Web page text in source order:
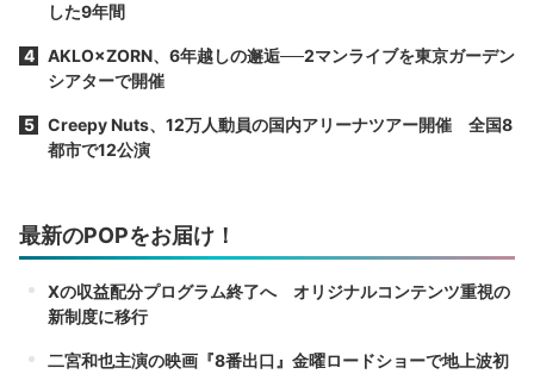
した9年間
AKLO×ZORN、6年越しの邂逅──2マンライブを東京ガーデン
シアターで開催
Creepy Nuts、12万人動員の国内アリーナツアー開催 全国8
都市で12公演
最新のPOPをお届け！
Xの収益配分プログラム終了へ オリジナルコンテンツ重視の
新制度に移行
二宮和也主演の映画『8番出口』金曜ロードショーで地上波初